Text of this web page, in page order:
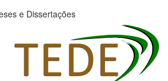
e Dissertações